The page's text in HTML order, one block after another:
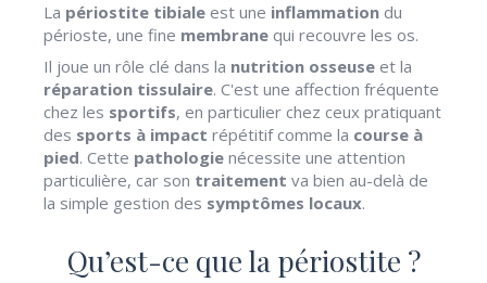
La périostite tibiale est une inflammation du
périoste, une fine membrane qui recouvre les os.
Il joue un rôle clé dans la nutrition osseuse et la
réparation tissulaire. C'est une affection fréquente
chez les sportifs, en particulier chez ceux pratiquant
des sports à impact répétitif comme la course à
pied. Cette pathologie nécessite une attention
particulière, car son traitement va bien au-delà de
la simple gestion des symptômes locaux.
Qu’est-ce que la périostite ?